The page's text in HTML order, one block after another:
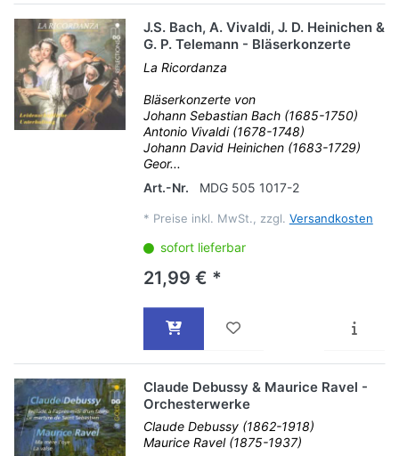
J.S. Bach, A. Vivaldi, J. D. Heinichen &
G. P. Telemann - Bläserkonzerte
La Ricordanza
Bläserkonzerte von
Johann Sebastian Bach (1685-1750)
Antonio Vivaldi (1678-1748)
Johann David Heinichen (1683-1729)
Geor...
Art.-Nr.
MDG 505 1017-2
* Preise inkl. MwSt., zzgl. Versandkosten
sofort lieferbar
21,99 € *
Claude Debussy & Maurice Ravel -
Orchesterwerke
Claude Debussy (1862-1918)
Maurice Ravel (1875-1937)